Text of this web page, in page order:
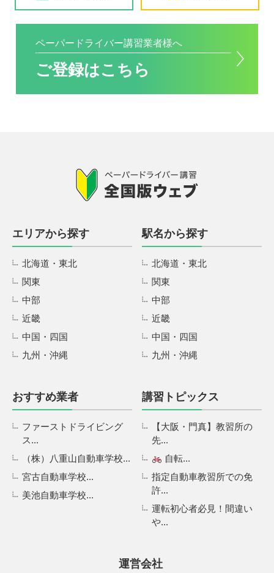
ペーパードライバー講習業者様へ
ご登録はこちら
エリアから探す
北海道・東北
関東
中部
近畿
中国・四国
九州・沖縄
駅名から探す
北海道・東北
関東
中部
近畿
中国・四国
九州・沖縄
おすすめ業者
ファーストドライビング
ス...
（株）八重山自動車学校...
宮古自動車学校...
美池自動車学校...
講習トピックス
【大阪・門真】教習所の
先...
自転...
指定自動車教習所での免
許...
運転初心者必見！間違い
や...
運営会社